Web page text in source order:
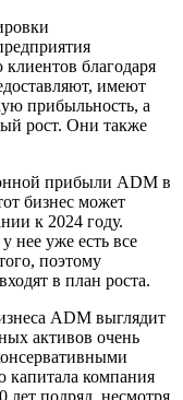
благодаря
имеют
прибыльность, а
рост. Они также
прибыли ADM в
бизнес может
к 2024 году.
нее уже есть все
поэтому
в план роста.
ADM выглядит
активов очень
капитала компания
лет подряд, несмотря